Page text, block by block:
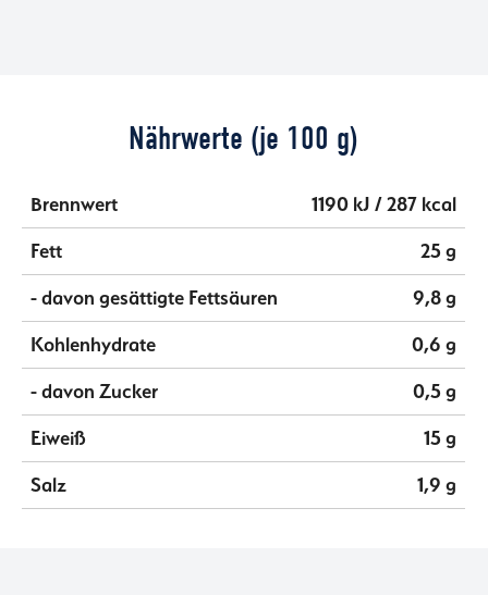
Nährwerte (je 100 g)
Brennwert 1190 kJ / 287 kcal
Fett 25 g
- davon gesättigte Fettsäuren 9,8 g
Kohlenhydrate 0,6 g
- davon Zucker 0,5 g
Eiweiß 15 g
Salz 1,9 g